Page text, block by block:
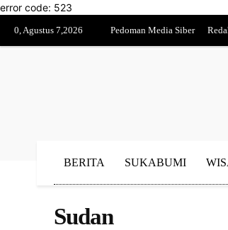
error code: 523
0, Agustus 7,2026 Pedoman Media Siber
BERITA SUKABUMI
Sudan